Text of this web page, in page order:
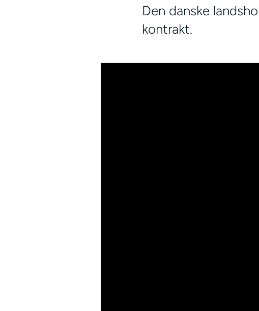
Den danske
kontrakt.